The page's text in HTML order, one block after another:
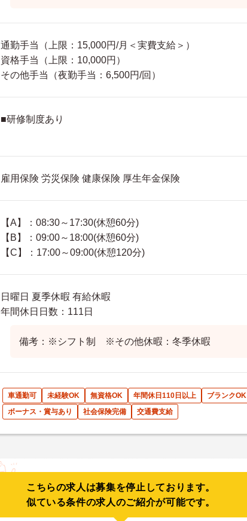
通勤手当（上限：15,000円/月＜実費支給＞）
資格手当（上限：10,000円）
その他手当（夜勤手当：6,500円/回）
■研修制度あり
雇用保険 労災保険 健康保険 厚生年金保険
【A】：08:30～17:30(休憩60分)
【B】：09:00～18:00(休憩60分)
【C】：17:00～09:00(休憩120分)
日曜日 夏季休暇 有給休暇
年間休日日数：111日
備考：※シフト制 ※その他休暇：冬季休暇
車通勤可 未経験OK 無資格OK 年間休日110日以上 ブランクOK
ボーナス・賞与あり
社会保険完備 交通費支給
こちらの求人は募集を停止しております。
似ている条件の求人のご紹介が可能です。